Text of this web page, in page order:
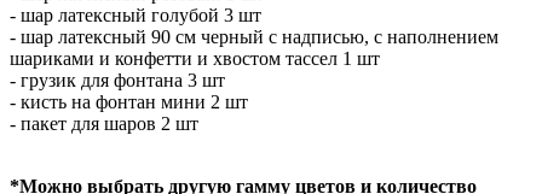
- шар латексный голубой 3 шт
- шар латексный 90 см черный с надписью, с наполнением
шариками и конфетти и хвостом тассел 1 шт
- грузик для фонтана 3 шт
- кисть на фонтан мини 2 шт
- пакет для шаров 2 шт
*Можно выбрать другую гамму цветов и количество